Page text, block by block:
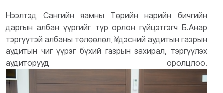
Нээлтэд Сангийн яамны Төрийн нарийн бичгийн
даргын албан үүргийг түр орлон гүйцэтгэгч Б.Анар
тэргүүтэй албаны төлөөлөл, Үндэсний аудитын газрын
аудитын чиг үүрэг бүхий газрын захирал, тэргүүлэх
аудиторууд оролцлоо.